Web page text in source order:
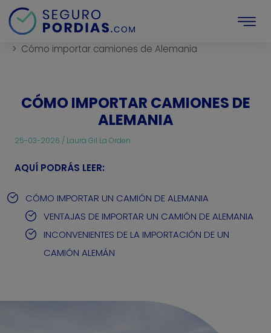
Inicio Compra-venta-de-vehiculos
Cómo importar camiones de Alemania
CÓMO IMPORTAR CAMIONES DE
ALEMANIA
25-03-2026 / Laura Gil La Orden
AQUÍ PODRÁS LEER:
CÓMO IMPORTAR UN CAMIÓN DE ALEMANIA
VENTAJAS DE IMPORTAR UN CAMIÓN DE ALEMANIA
INCONVENIENTES DE LA IMPORTACIÓN DE UN
CAMIÓN ALEMÁN